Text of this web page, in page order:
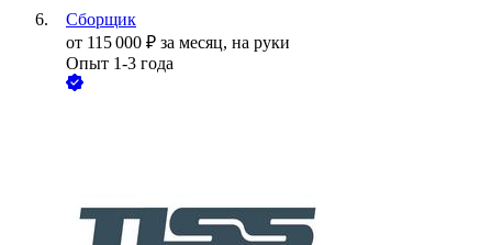
Сборщик
от 115 000 ₽ за месяц, на руки
Опыт 1-3 года